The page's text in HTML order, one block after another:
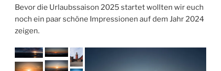
Bevor die Urlaubssaison 2025 startet wollten wir euch
noch ein paar schöne Impressionen auf dem Jahr 2024
zeigen.